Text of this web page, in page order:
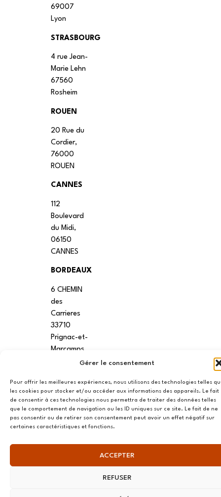
Gérer le consentement
Pour offrir les meilleures expériences, nous utilisons des technologies telles
les cookies pour stocker et/ou accéder aux informations des appareils. Le fait
de consentir à ces technologies nous permettra de traiter des données telles
que le comportement de navigation ou les ID uniques sur ce site. Le fait de ne
pas consentir ou de retirer son consentement peut avoir un effet négatif sur
certaines caractéristiques et fonctions.
ACCEPTER
REFUSER
69007
Lyon
STRASBOURG
4 rue Jean-
Marie Lehn
67560
Rosheim
ROUEN
20 Rue du
Cordier,
76000
ROUEN
CANNES
112
Boulevard
du Midi,
06150
CANNES
BORDEAUX
6 CHEMIN
des
Carrieres
33710
Prignac-et-
Marcamps
7 rue des
écoles
34790
Grabels
© AME 2024, tous droits réservés